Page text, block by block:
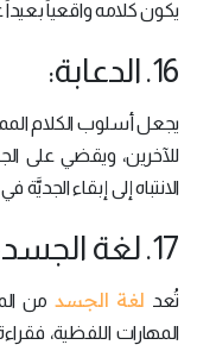
يكون كلامه واقعياً بعيداً
16. الدعابة:
يجعل أسلوب الكلام
للآخرين، ويقضي على
الانتباه إلى إبقاء
17. لغة الجسد:
تُعد لغة الجسد من
المهارات اللفظية،